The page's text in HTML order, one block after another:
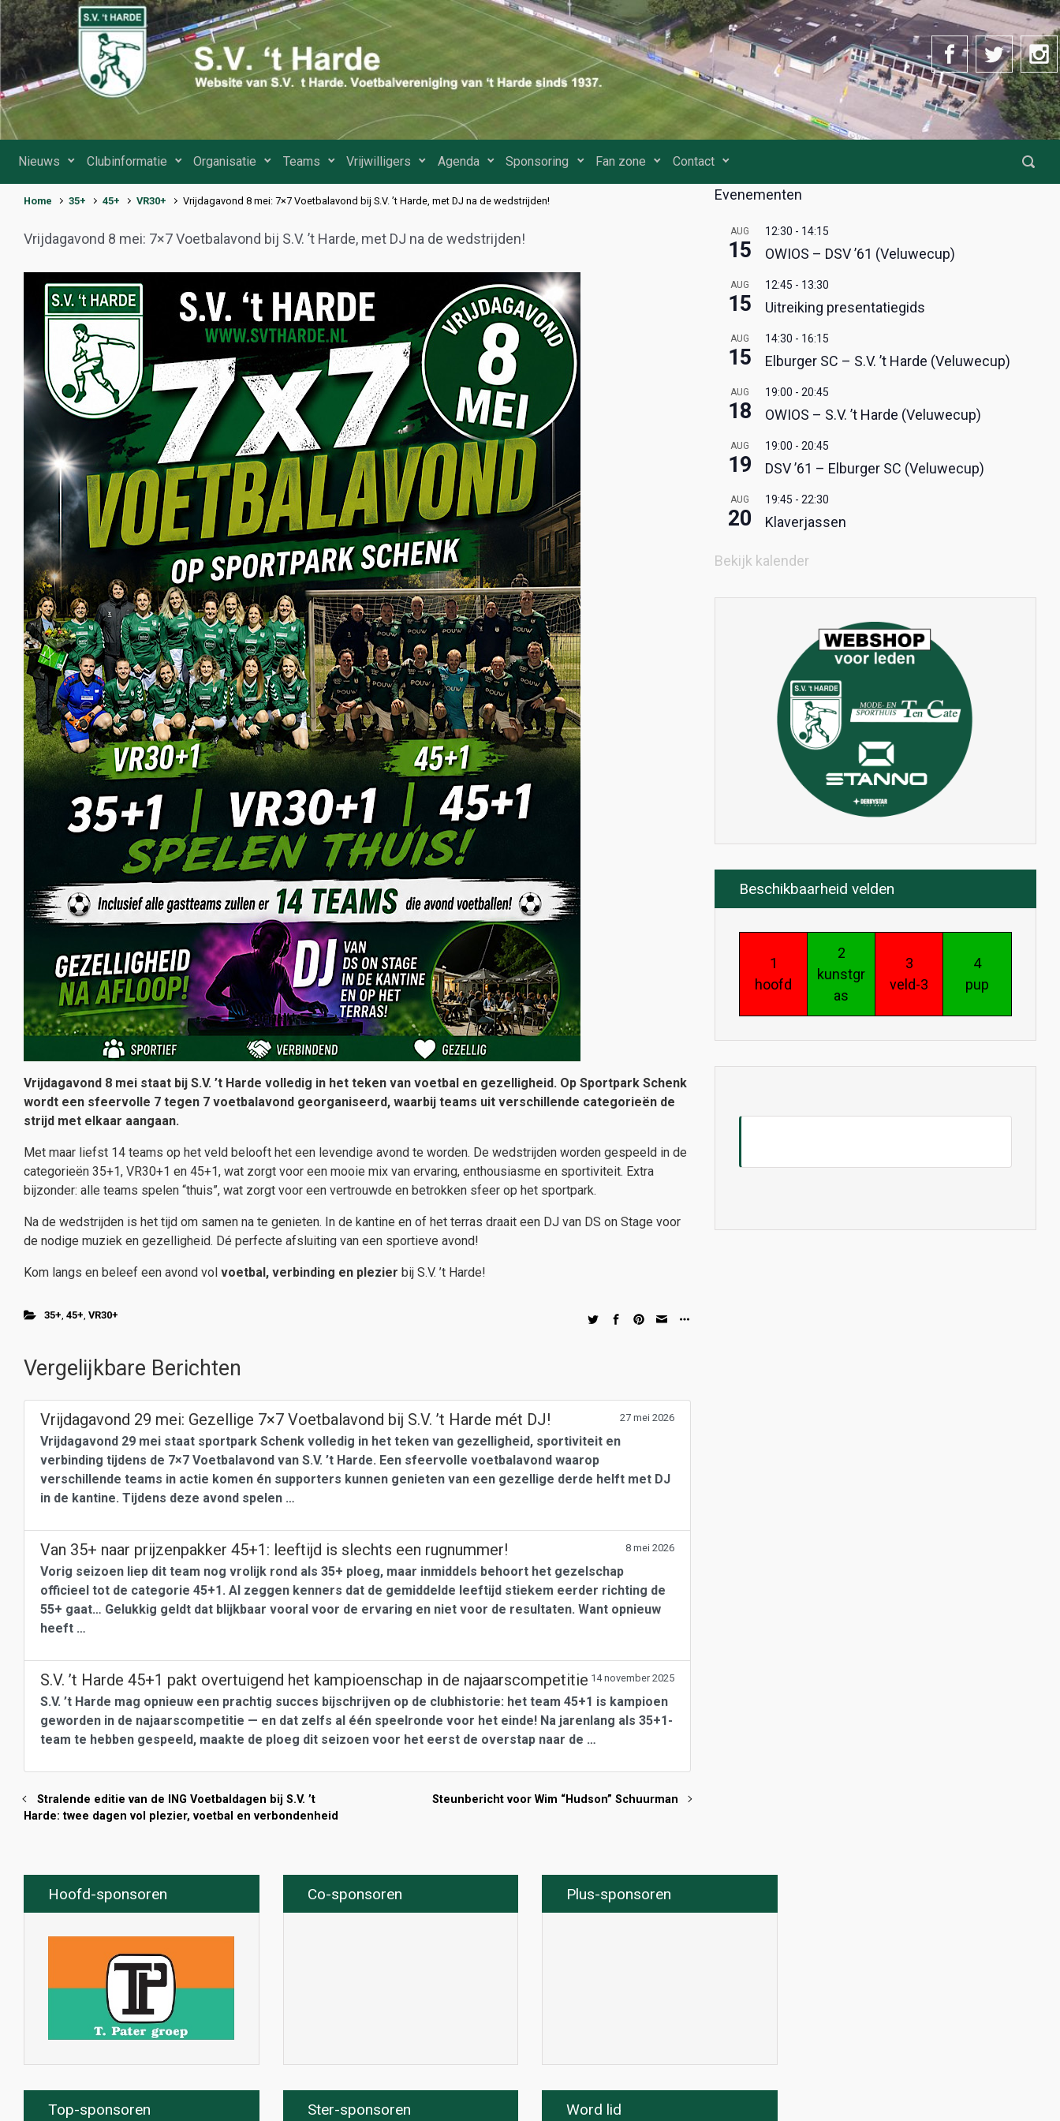
Spring naar de hoofdinhoud
Nieuws Clubinformatie Organisatie Teams Vrijwilligers Agenda Sponsoring Fan zone Contact
Home 35+ 45+ VR30+ Vrijdagavond 8 mei: 7×7 Voetbalavond bij S.V. ’t Harde, met DJ na de wedstrijden!
Vrijdagavond 8 mei: 7×7 Voetbalavond bij S.V. ’t Harde, met DJ na de wedstrijden!
Vrijdagavond 8 mei staat bij S.V. ’t Harde volledig in het teken van voetbal en gezelligheid. Op Sportpark Schenk
wordt een sfeervolle 7 tegen 7 voetbalavond georganiseerd, waarbij teams uit verschillende categorieën de
strijd met elkaar aangaan.
Met maar liefst 14 teams op het veld belooft het een levendige avond te worden. De wedstrijden worden gespeeld in de
categorieën 35+1, VR30+1 en 45+1, wat zorgt voor een mooie mix van ervaring, enthousiasme en sportiviteit. Extra
bijzonder: alle teams spelen “thuis”, wat zorgt voor een vertrouwde en betrokken sfeer op het sportpark.
Na de wedstrijden is het tijd om samen na te genieten. In de kantine en of het terras draait een DJ van DS on Stage voor
de nodige muziek en gezelligheid. Dé perfecte afsluiting van een sportieve avond!
Kom langs en beleef een avond vol voetbal, verbinding en plezier bij S.V. ’t Harde!
35+ 45+ VR30+
Vergelijkbare Berichten
Vrijdagavond 29 mei: Gezellige 7×7 Voetbalavond bij S.V. ’t Harde mét DJ! 27 mei 2026
Vrijdagavond 29 mei staat sportpark Schenk volledig in het teken van gezelligheid, sportiviteit en
verbinding tijdens de 7×7 Voetbalavond van S.V. ’t Harde. Een sfeervolle voetbalavond waarop
verschillende teams in actie komen én supporters kunnen genieten van een gezellige derde helft met DJ
in de kantine. Tijdens deze avond spelen …
Van 35+ naar prijzenpakker 45+1: leeftijd is slechts een rugnummer! 8 mei 2026
Vorig seizoen liep dit team nog vrolijk rond als 35+ ploeg, maar inmiddels behoort het gezelschap
officieel tot de categorie 45+1. Al zeggen kenners dat de gemiddelde leeftijd stiekem eerder richting de
55+ gaat… Gelukkig geldt dat blijkbaar vooral voor de ervaring en niet voor de resultaten. Want opnieuw
heeft …
S.V. ’t Harde 45+1 pakt overtuigend het kampioenschap in de najaarscompetitie 14 november 2025
S.V. ’t Harde mag opnieuw een prachtig succes bijschrijven op de clubhistorie: het team 45+1 is kampioen
geworden in de najaarscompetitie — en dat zelfs al één speelronde voor het einde! Na jarenlang als 35+1-
team te hebben gespeeld, maakte de ploeg dit seizoen voor het eerst de overstap naar de …
Stralende editie van de ING Voetbaldagen bij S.V. ’t
Harde: twee dagen vol plezier, voetbal en verbondenheid
Steunbericht voor Wim “Hudson” Schuurman
Evenementen
AUG
15
12:30 - 14:15
OWIOS – DSV ’61 (Veluwecup)
AUG
15
12:45 - 13:30
Uitreiking presentatiegids
AUG
15
14:30 - 16:15
Elburger SC – S.V. ’t Harde (Veluwecup)
AUG
18
19:00 - 20:45
OWIOS – S.V. ’t Harde (Veluwecup)
AUG
19
19:00 - 20:45
DSV ’61 – Elburger SC (Veluwecup)
AUG
20
19:45 - 22:30
Klaverjassen
Bekijk kalender
Beschikbaarheid velden
1
hoofd
2
kunstgr
as
3
veld-3
4
pup
Hoofd-sponsoren
Top-sponsoren
Co-sponsoren
Ster-sponsoren
Plus-sponsoren
Word lid